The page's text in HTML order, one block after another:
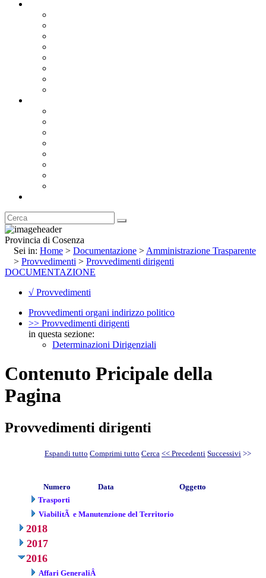
Provincia di Cosenza
Sei in: Home > Documentazione > Amministrazione Trasparente
> Provvedimenti > Provvedimenti dirigenti
DOCUMENTAZIONE
√ Provvedimenti
Provvedimenti organi indirizzo politico
>> Provvedimenti dirigenti
in questa sezione:
Determinazioni Dirigenziali
Contenuto Pricipale della
Pagina
Provvedimenti dirigenti
Espandi tutto Comprimi tutto Cerca << Precedenti Successivi >>
Numero Data
Oggetto
Trasporti
ViabilitÃ e Manutenzione del Territorio
2018
2017
2016
Affari GeneraliÂ